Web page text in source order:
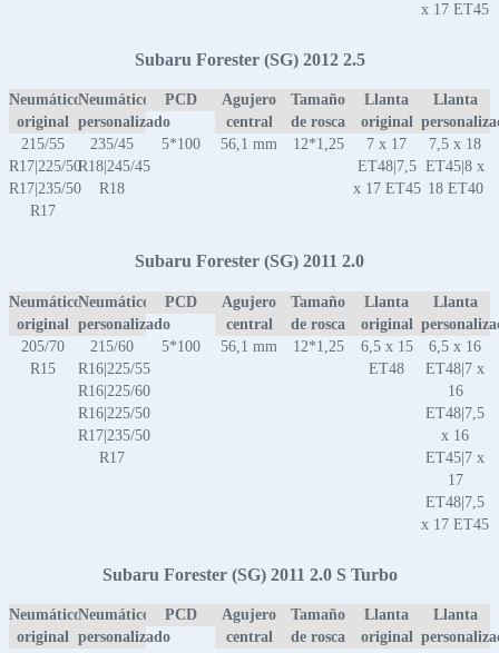
x 17 ET45
Subaru Forester (SG) 2012 2.5
Neumático
original
Neumático
personalizado
PCD
Agujero
central
Tamaño
de rosca
Llanta
original
Llanta
215/55
R17|225/50
R17|235/50
R17
235/45
R18|245/45
R18
5*100 56,1 mm 12*1,25
7 x 17
ET48|7,5
x 17 ET45
7,5 x 18
ET45|8 x
18 ET40
Subaru Forester (SG) 2011 2.0
Neumático
original
Neumático
personalizado
PCD
Agujero
central
Tamaño
de rosca
Llanta
original
Llanta
205/70
R15
215/60
R16|225/55
R16|225/60
R16|225/50
R17|235/50
R17
5*100 56,1 mm 12*1,25
6,5 x 15
ET48
6,5 x 16
ET48|7 x
16
ET48|7,5
x 16
ET45|7 x
17
ET48|7,5
x 17 ET45
Subaru Forester (SG) 2011 2.0 S Turbo
Neumático
original
Neumático
personalizado
PCD
Agujero
central
Tamaño
de rosca
Llanta
original
Llanta